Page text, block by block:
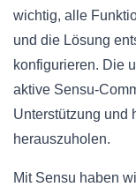
wichtig, alle
und die Lösung
konfigurieren. Die
aktive Sensu-
Unterstützung und
herauszuholen.
Mit Sensu haben